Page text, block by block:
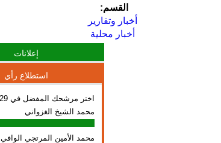
القسم:
أخبار وتقارير
أخبار محلية
إعلانات
استطلاع رأي
اختر مرشحك المفضل في 29 مايو
محمد الشيخ الغزواني
محمد الأمين المرتجي الوافي